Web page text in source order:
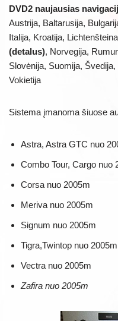
DVD2 naujausias
Austrija, Baltarusija,
Italija, Kroatija,
(detalus), Norvegija,
Slovėnija, Suomija,
Vokietija
Sistema įmanoma šiuose
Astra, Astra GTC nuo
Combo Tour, Cargo nuo
Corsa nuo 2005m
Meriva nuo 2005m
Signum nuo 2005m
Tigra,Twintop nuo 2005m
Vectra nuo 2005m
Zafira nuo 2005m